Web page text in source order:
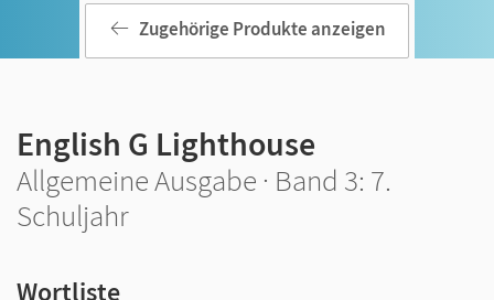
Zugehörige Produkte anzeigen
English G Lighthouse
Allgemeine Ausgabe · Band 3: 7.
Schuljahr
Wortliste